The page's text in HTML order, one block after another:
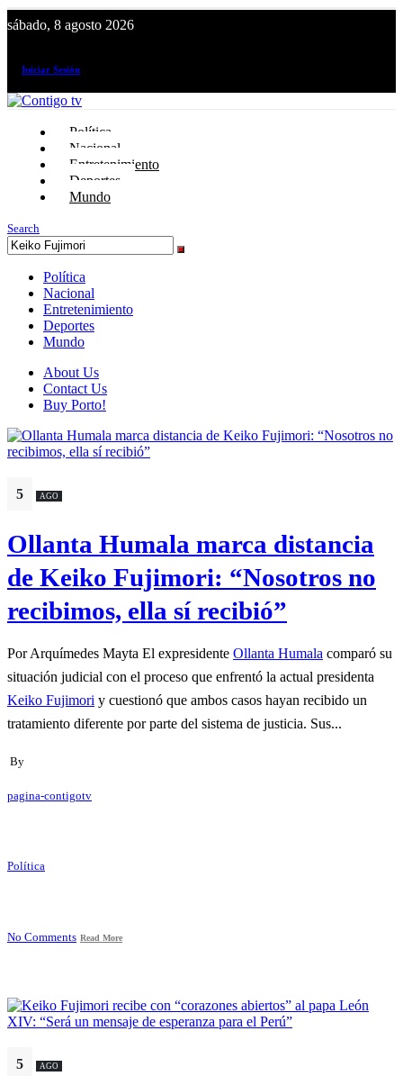
sábado, 8 agosto 2026
Iniciar Sesión
Política
Nacional
Entretenimiento
Deportes
Mundo
Search
Política
Nacional
Entretenimiento
Deportes
Mundo
About Us
Contact Us
Buy Porto!
5 AGO
Ollanta Humala marca distancia
de Keiko Fujimori: “Nosotros no
recibimos, ella sí recibió”
Por Arquímedes Mayta El expresidente Ollanta Humala comparó su
situación judicial con el proceso que enfrentó la actual presidenta
Keiko Fujimori y cuestionó que ambos casos hayan recibido un
tratamiento diferente por parte del sistema de justicia. Sus...
By
pagina-contigotv
Política
No Comments Read More
5 AGO